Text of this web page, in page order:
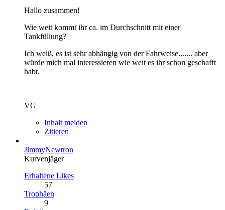
Hallo zusammen!
Wie weit kommt ihr ca. im Durchschnitt mit einer
Tankfüllung?
Ich weiß, es ist sehr abhängig von der Fahrweise....... aber
würde mich mal interessieren wie weit es ihr schon geschafft
habt.
VG
Inhalt melden
Zitieren
JimmyNewtron
Kurvenjäger
Erhaltene Likes
57
Trophäen
9